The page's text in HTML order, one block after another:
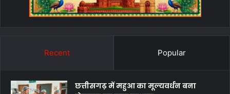
Recent Popular
छत्तीसगढ़ में महुआ का मूल्यवर्धन बना